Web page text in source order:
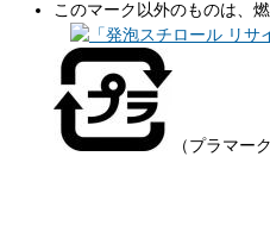
このマーク以外のものは、
（プラマー